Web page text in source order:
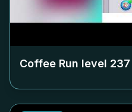
Coffee Run level 237